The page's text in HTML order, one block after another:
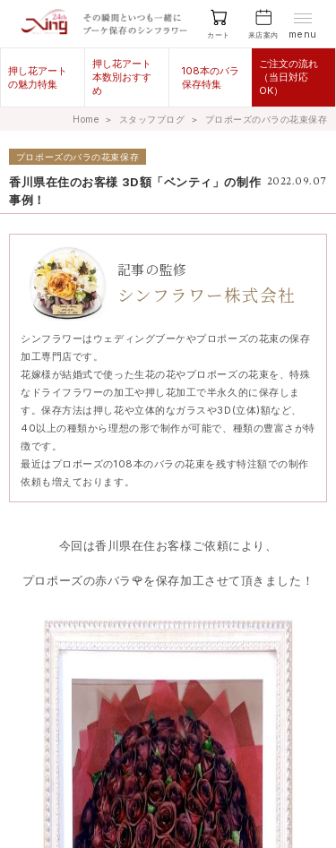
カート 来店案内 menu
押し花アート
の魅力特集
押し花アート
本数別おすす
め
108本のバラ
保存特集
ご注文の流れ
（当日対応
OK）
Home ＞ スタッフブログ ＞ プロポーズのバラの花束保存
プロポーズのバラの花束保存
2022.09.07
香川県在住のお客様 3D額「ベンティ」の制作
事例！
記事の監修
シンフラワー株式会社
シンフラワーはウェディングブーケやプロポーズの花束の保存
加工専門店です。
花嫁様が結婚式で使った生花の花やプロポーズの花束を、特殊
なドライフラワーの加工や押し花加工で半永久的に保存しま
す。保存方法は押し花や立体的なガラスや3D(立体)額など、
40以上の種類から理想の形で制作が可能で、種類の豊富さが特
徴です。
最近はプロポーズの108本のバラの花束を残す特注額での制作
依頼も増えております。
今回は香川県在住お客様ご依頼により、
プロポーズの赤バラ🌹を保存加工させて頂きました！